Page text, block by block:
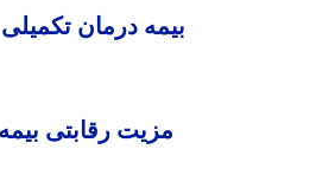
بیمه درمان
مزیت رقابتی